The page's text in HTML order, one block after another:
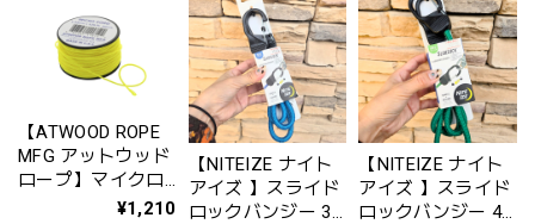
【ATWOOD ROPE
MFG アットウッド
ロープ】マイクロ
コード（品番：¥1,210
【NITEIZE ナイト
アイズ 】スライド
ロックバンジー 36
【NITEIZE ナイト
アイズ 】スライド
ロックバンジー 48